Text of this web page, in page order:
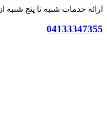
ارائه خدمات شنبه تا پنج شنبه از 9 تا 17
04133347355